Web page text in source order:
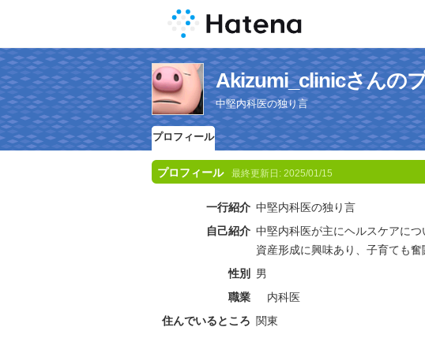
Akizumi_clinicさんの
中堅内科医の独り言
プロフィール
プロフィール 最終更新日: 2025/01/15
一行紹介 中堅内科医の独り言
自己紹介 中堅内科医が主にヘルスケアにつ
資産形成に興味あり、子育ても奮
性別
男
職業
内科医
住んでいるところ 関東